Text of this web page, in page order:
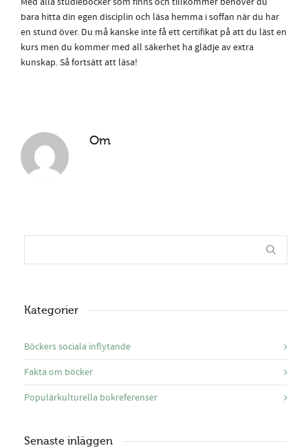
bara hitta din egen disciplin och läsa hemma i soffan när du har
en stund över. Du må kanske inte få ett certifikat på att du läst en
kurs men du kommer med all säkerhet ha glädje av extra
kunskap. Så fortsätt att läsa!
Om
Kategorier
Böckers sociala inflytande
Fakta om böcker
Populärkulturella bokreferenser
Senaste inläggen